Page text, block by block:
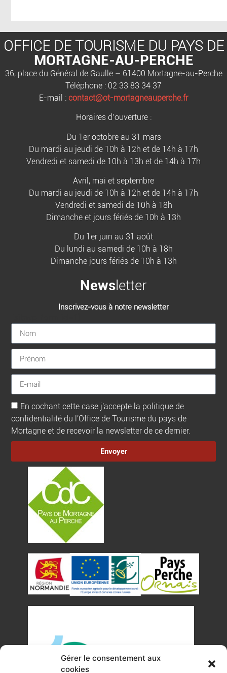
Gérer le consentement aux
cookies
OFFICE DE TOURISME DU PAYS DE
MORTAGNE-AU-PERCHE
36, place du Général de Gaulle – 61400 Mortagne-au-Perche
Téléphone : 02 33 83 34 37
E-mail : contact@ot-mortagneauperche.fr
Horaires d’ouverture :
Du 1er octobre au 31 mars
Du mardi au jeudi de 10h à 12h et de 14h à 17h
Vendredi et samedi de 10h à 13h et de 14h à 17h
Avril, mai et septembre
Du mardi au jeudi de 10h à 12h et de 14h à 17h
Vendredi et samedi de 10h à 18h
Dimanche et jours fériés de 10h à 13h
Du 1er juin au 31 août
Du lundi au samedi de 10h à 18h
Dimanche jours fériés de 10h à 13h
Newsletter
Inscrivez-vous à notre newsletter
En cochant cette case j'accepte la politique de
confidentialité du l'Office de Tourisme du pays de
Mortagne et de recevoir la newsletter de ce dernier.
Envoyer